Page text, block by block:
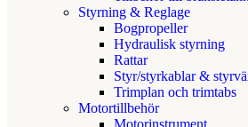
Styrning & Reglage
Bogpropeller
Hydraulisk styrning
Rattar
Styr/styrkablar &
Trimplan och trimtabs
Motortillbehör
Motorinstrument